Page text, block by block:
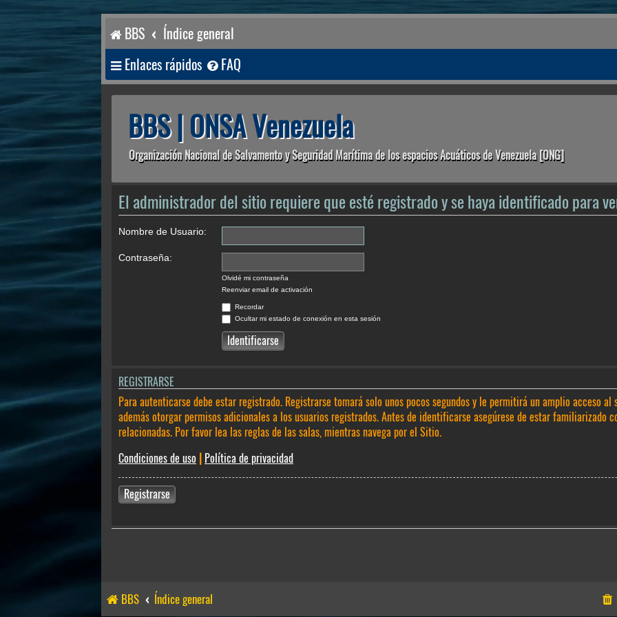
BBS Índice general
Enlaces rápidos FAQ
BBS | ONSA Venezuela
Organización Nacional de Salvamento y Seguridad Marítima de los espacios Acuáticos de Venezuela [ONG]
El administrador del sitio requiere que esté registrado y se haya identificado para
Nombre de Usuario:
Contraseña:
Olvidé mi contraseña
Reenviar email de activación
Recordar
Ocultar mi estado de conexión en esta sesión
REGISTRARSE
Para autenticarse debe estar registrado. Registrarse tomará solo unos pocos segundos y le permitirá un amplio acceso
además otorgar permisos adicionales a los usuarios registrados. Antes de identificarse asegúrese de estar familiarizado
relacionadas. Por favor lea las reglas de las salas, mientras navega por el Sitio.
Condiciones de uso
Política de privacidad
Registrarse
BBS Índice general